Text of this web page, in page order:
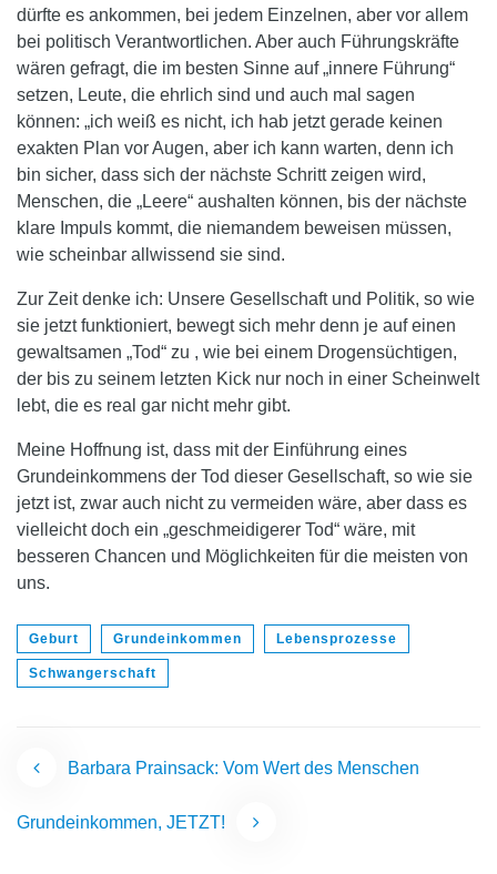
dürfte es ankommen, bei jedem Einzelnen, aber vor allem
bei politisch Verantwortlichen. Aber auch Führungskräfte
wären gefragt, die im besten Sinne auf „innere Führung“
setzen, Leute, die ehrlich sind und auch mal sagen
können: „ich weiß es nicht, ich hab jetzt gerade keinen
exakten Plan vor Augen, aber ich kann warten, denn ich
bin sicher, dass sich der nächste Schritt zeigen wird,
Menschen, die „Leere“ aushalten können, bis der nächste
klare Impuls kommt, die niemandem beweisen müssen,
wie scheinbar allwissend sie sind.
Zur Zeit denke ich: Unsere Gesellschaft und Politik, so wie
sie jetzt funktioniert, bewegt sich mehr denn je auf einen
gewaltsamen „Tod“ zu , wie bei einem Drogensüchtigen,
der bis zu seinem letzten Kick nur noch in einer Scheinwelt
lebt, die es real gar nicht mehr gibt.
Meine Hoffnung ist, dass mit der Einführung eines
Grundeinkommens der Tod dieser Gesellschaft, so wie sie
jetzt ist, zwar auch nicht zu vermeiden wäre, aber dass es
vielleicht doch ein „geschmeidigerer Tod“ wäre, mit
besseren Chancen und Möglichkeiten für die meisten von
uns.
Geburt Grundeinkommen Lebensprozesse
Schwangerschaft
Beitragsnavigation
Barbara Prainsack: Vom Wert des Menschen
Grundeinkommen, JETZT!